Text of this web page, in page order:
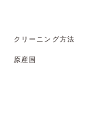
クリーニング方法
原産国